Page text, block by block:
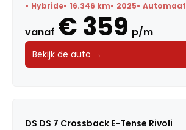
Hybride 16.346 km 2025 Automaat
vanaf € 359 p/m
Bekijk de auto →
DS DS 7 Crossback E-Tense Rivoli